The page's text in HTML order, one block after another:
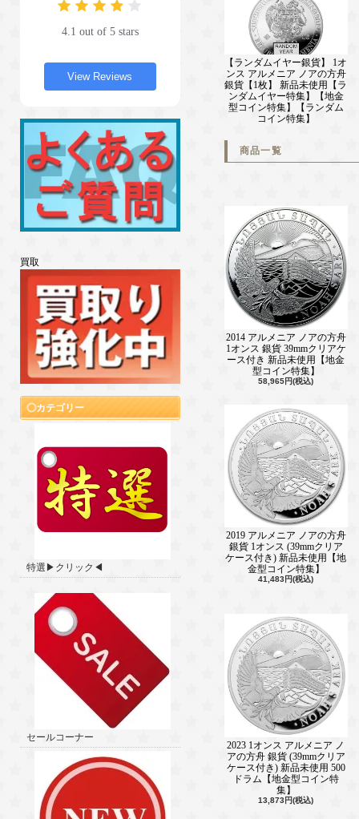
4.1 out of 5 stars
View Reviews
買取
カテゴリー
特選▶クリック◀
セールコーナー
【ランダムイヤー銀貨】 1オ
ンス アルメニア ノアの方舟
銀貨【1枚】 新品未使用【ラ
ンダムイヤー特集】【地金
型コイン特集】【ランダム
コイン特集】
商品一覧
2014 アルメニア ノアの方舟
1オンス 銀貨 39mmクリアケ
ース付き 新品未使用【地金
型コイン特集】
58,965円(税込)
2019 アルメニア ノアの方舟
銀貨 1オンス (39mmクリア
ケース付き) 新品未使用【地
金型コイン特集】
41,483円(税込)
2023 1オンス アルメニア ノ
アの方舟 銀貨 (39mmクリア
ケース付き) 新品未使用 500
ドラム【地金型コイン特
集】
13,873円(税込)